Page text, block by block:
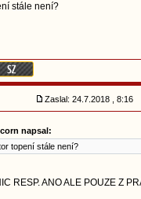
stále není?
Zaslal: 24.7.2018 , 8:16
napsal:
topení stále není?
RESP. ANO ALE POUZE Z